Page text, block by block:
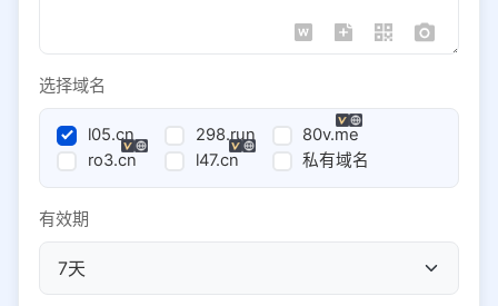
选择域名
l05.cn 298.run
80v.me
ro3.cn
l47.cn 私有域名
有效期